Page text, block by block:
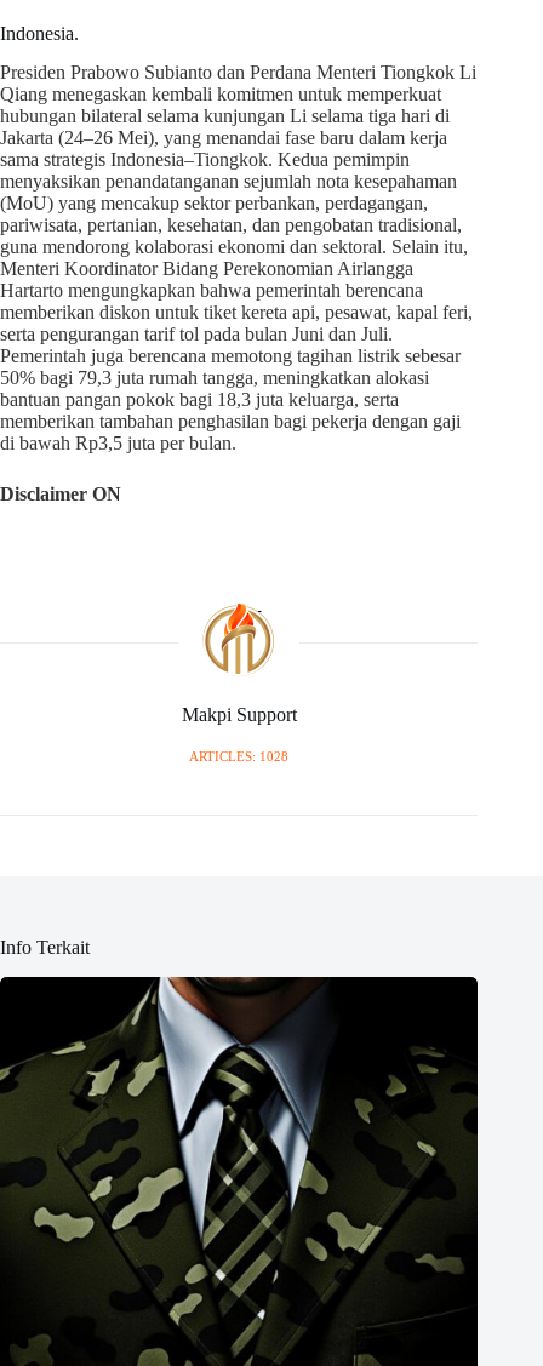
Indonesia.
Presiden Prabowo Subianto dan Perdana Menteri Tiongkok Li
Qiang menegaskan kembali komitmen untuk memperkuat
hubungan bilateral selama kunjungan Li selama tiga hari di
Jakarta (24–26 Mei), yang menandai fase baru dalam kerja
sama strategis Indonesia–Tiongkok. Kedua pemimpin
menyaksikan penandatanganan sejumlah nota kesepahaman
(MoU) yang mencakup sektor perbankan, perdagangan,
pariwisata, pertanian, kesehatan, dan pengobatan tradisional,
guna mendorong kolaborasi ekonomi dan sektoral. Selain itu,
Menteri Koordinator Bidang Perekonomian Airlangga
Hartarto mengungkapkan bahwa pemerintah berencana
memberikan diskon untuk tiket kereta api, pesawat, kapal feri,
serta pengurangan tarif tol pada bulan Juni dan Juli.
Pemerintah juga berencana memotong tagihan listrik sebesar
50% bagi 79,3 juta rumah tangga, meningkatkan alokasi
bantuan pangan pokok bagi 18,3 juta keluarga, serta
memberikan tambahan penghasilan bagi pekerja dengan gaji
di bawah Rp3,5 juta per bulan.
Disclaimer ON
Makpi Support
ARTICLES: 1028
Info Terkait